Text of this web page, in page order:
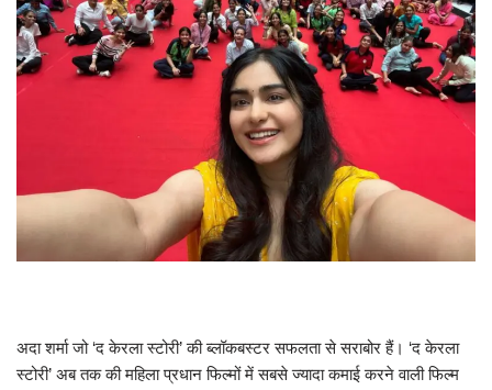
अदा शर्मा जो ‘द केरला स्टोरी’ की ब्लॉकबस्टर सफलता से सराबोर हैं। ‘द केरला
स्टोरी’ अब तक की महिला प्रधान फिल्मों में सबसे ज्यादा कमाई करने वाली फिल्म